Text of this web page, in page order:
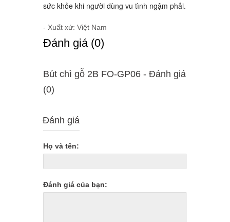
sức khỏe khi người dùng vu tình ngậm phải.
- Xuất xứ: Việt Nam
Ðánh giá (0)
Bút chì gỗ 2B FO-GP06 - Ðánh giá
(0)
Đánh giá
Họ và tên:
Đánh giá của bạn: